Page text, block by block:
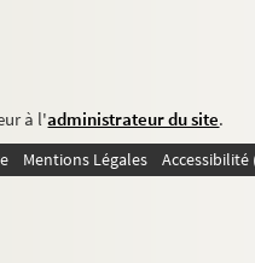
à l'administrateur du site.
Mentions Légales